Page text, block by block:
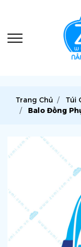
Trang Chủ
Túi
Balo Đồng